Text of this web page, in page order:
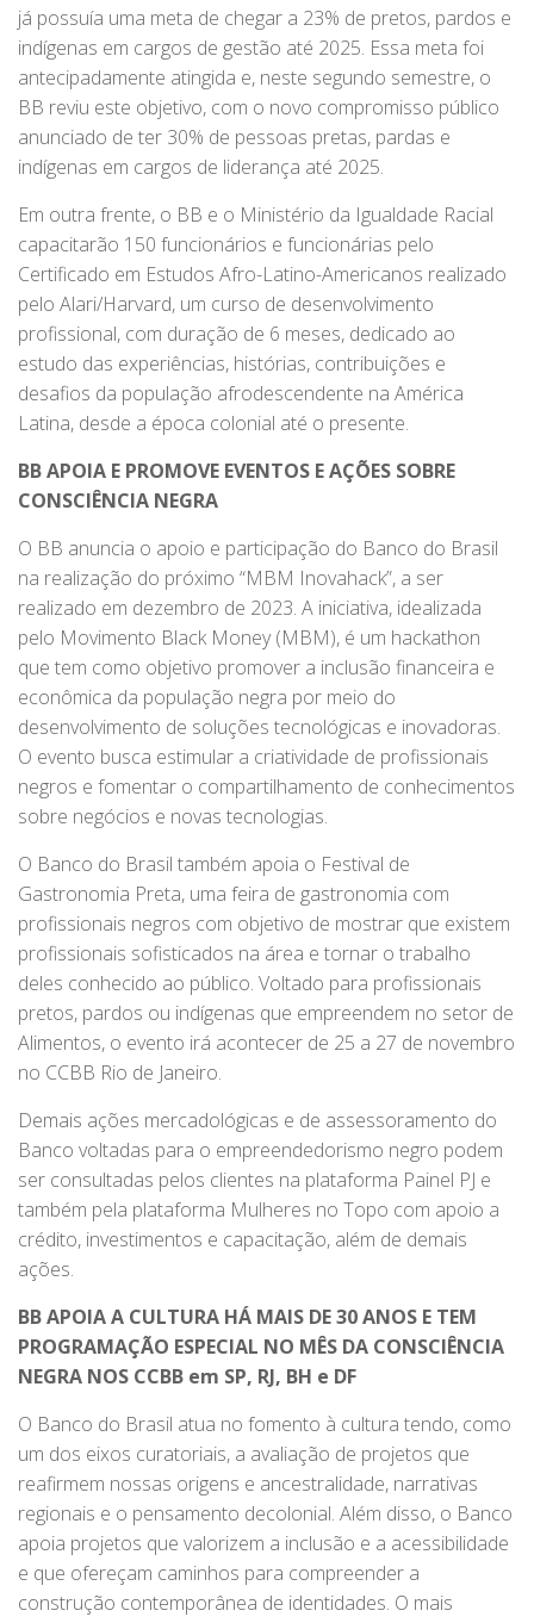
já possuía uma meta de chegar a 23% de pretos, pardos e
indígenas em cargos de gestão até 2025. Essa meta foi
antecipadamente atingida e, neste segundo semestre, o
BB reviu este objetivo, com o novo compromisso público
anunciado de ter 30% de pessoas pretas, pardas e
indígenas em cargos de liderança até 2025.
Em outra frente, o BB e o Ministério da Igualdade Racial
capacitarão 150 funcionários e funcionárias pelo
Certificado em Estudos Afro-Latino-Americanos realizado
pelo Alari/Harvard, um curso de desenvolvimento
profissional, com duração de 6 meses, dedicado ao
estudo das experiências, histórias, contribuições e
desafios da população afrodescendente na América
Latina, desde a época colonial até o presente.
BB APOIA E PROMOVE EVENTOS E AÇÕES SOBRE
CONSCIÊNCIA NEGRA
O BB anuncia o apoio e participação do Banco do Brasil
na realização do próximo “MBM Inovahack”, a ser
realizado em dezembro de 2023. A iniciativa, idealizada
pelo Movimento Black Money (MBM), é um hackathon
que tem como objetivo promover a inclusão financeira e
econômica da população negra por meio do
desenvolvimento de soluções tecnológicas e inovadoras.
O evento busca estimular a criatividade de profissionais
negros e fomentar o compartilhamento de conhecimentos
sobre negócios e novas tecnologias.
O Banco do Brasil também apoia o Festival de
Gastronomia Preta, uma feira de gastronomia com
profissionais negros com objetivo de mostrar que existem
profissionais sofisticados na área e tornar o trabalho
deles conhecido ao público. Voltado para profissionais
pretos, pardos ou indígenas que empreendem no setor de
Alimentos, o evento irá acontecer de 25 a 27 de novembro
no CCBB Rio de Janeiro.
Demais ações mercadológicas e de assessoramento do
Banco voltadas para o empreendedorismo negro podem
ser consultadas pelos clientes na plataforma Painel PJ e
também pela plataforma Mulheres no Topo com apoio a
crédito, investimentos e capacitação, além de demais
ações.
BB APOIA A CULTURA HÁ MAIS DE 30 ANOS E TEM
PROGRAMAÇÃO ESPECIAL NO MÊS DA CONSCIÊNCIA
NEGRA NOS CCBB em SP, RJ, BH e DF
O Banco do Brasil atua no fomento à cultura tendo, como
um dos eixos curatoriais, a avaliação de projetos que
reafirmem nossas origens e ancestralidade, narrativas
regionais e o pensamento decolonial. Além disso, o Banco
apoia projetos que valorizem a inclusão e a acessibilidade
e que ofereçam caminhos para compreender a
construção contemporânea de identidades. O mais